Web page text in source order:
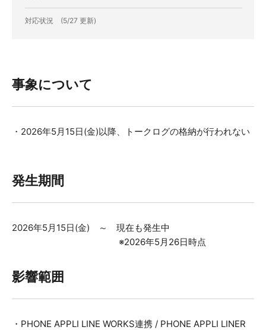
対応状況 (5/27 更新)
事象について
・2026年5月15日(金)以降、トークログの格納が行われない
発生期間
2026年5月15日(金) ～ 現在も発生中
※2026年5月26日時点
影響範囲
・PHONE APPLI LINE WORKS連携 / PHONE APPLI LINER